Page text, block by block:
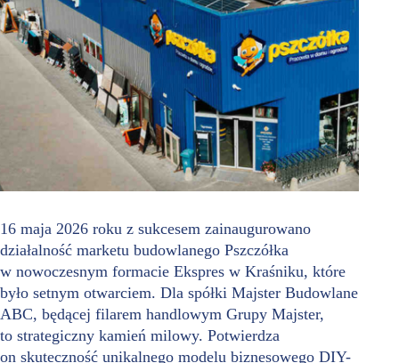
16 maja 2026 roku z sukcesem zainaugurowano
działalność marketu budowlanego Pszczółka
w nowoczesnym formacie Ekspres w Kraśniku, które
było setnym otwarciem. Dla spółki Majster Budowlane
ABC, będącej filarem handlowym Grupy Majster,
to strategiczny kamień milowy. Potwierdza
on skuteczność unikalnego modelu biznesowego DIY-